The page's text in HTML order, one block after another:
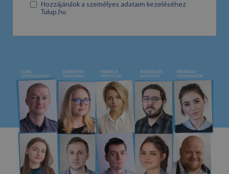
Hozzájárulok a személyes adataim kezeléséhez
Tulup.hu